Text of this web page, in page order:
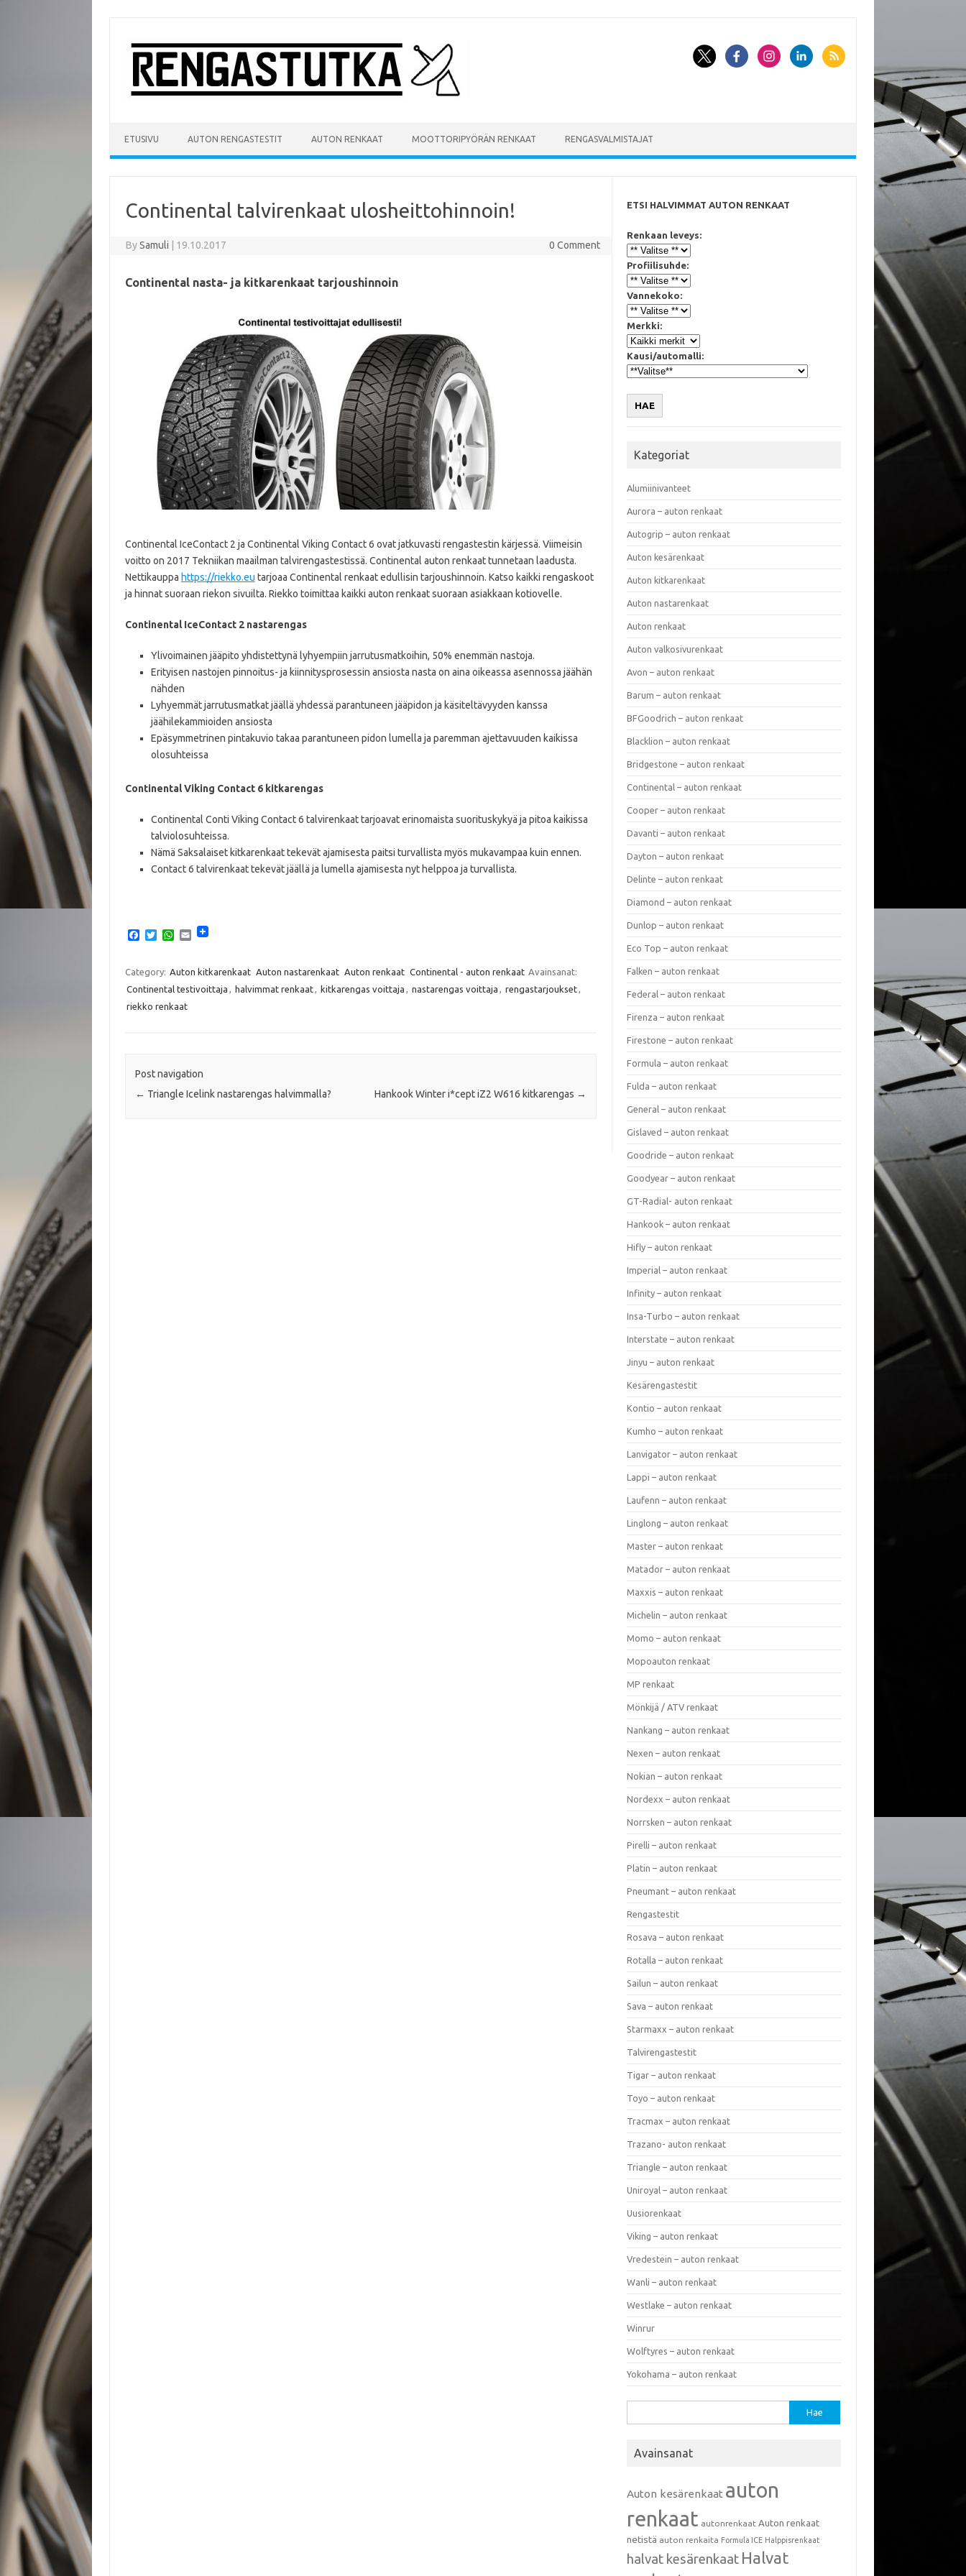
content
ETUSIVU AUTON RENGASTESTIT AUTON RENKAAT MOOTTORIPYÖRÄN RENKAAT RENGASVALMISTAJAT
Continental talvirenkaat ulosheittohinnoin!
BySamuli 19.10.2017 0 Comment
Continental nasta- ja kitkarenkaat tarjoushinnoin
Continental IceContact 2 ja Continental Viking Contact 6 ovat jatkuvasti rengastestin kärjessä. Viimeisin
voitto on 2017 Tekniikan maailman talvirengastestissä. Continental auton renkaat tunnetaan laadusta.
Nettikauppa https://riekko.eu tarjoaa Continental renkaat edullisin tarjoushinnoin. Katso kaikki rengaskoot
ja hinnat suoraan riekon sivuilta. Riekko toimittaa kaikki auton renkaat suoraan asiakkaan kotiovelle.
Continental IceContact 2 nastarengas
Ylivoimainen jääpito yhdistettynä lyhyempiin jarrutusmatkoihin, 50% enemmän nastoja.
Erityisen nastojen pinnoitus- ja kiinnitysprosessin ansiosta nasta on aina oikeassa asennossa jäähän
nähden
Lyhyemmät jarrutusmatkat jäällä yhdessä parantuneen jääpidon ja käsiteltävyyden kanssa
jäähilekammioiden ansiosta
Epäsymmetrinen pintakuvio takaa parantuneen pidon lumella ja paremman ajettavuuden kaikissa
olosuhteissa
Continental Viking Contact 6 kitkarengas
Continental Conti Viking Contact 6 talvirenkaat tarjoavat erinomaista suorituskykyä ja pitoa kaikissa
talviolosuhteissa.
Nämä Saksalaiset kitkarenkaat tekevät ajamisesta paitsi turvallista myös mukavampaa kuin ennen.
Contact 6 talvirenkaat tekevät jäällä ja lumella ajamisesta nyt helppoa ja turvallista.
F
e
b
o
o
T
t
t
e
r
W
t
A
p
E
i
Category: Auton kitkarenkaat Auton nastarenkaat Auton renkaat Continental - auton renkaat Avainsanat:
Continental testivoittaja
halvimmat renkaat kitkarengas voittaja nastarengas voittaja rengastarjoukset
riekko renkaat
Post navigation
← Triangle Icelink nastarengas halvimmalla? Hankook Winter i*cept iZ2 W616 kitkarengas →
ETSI HALVIMMAT AUTON RENKAAT
Renkaan leveys:
Profiilisuhde:
Vannekoko:
Merkki:
Kausi/automalli:
HAE
Kategoriat
Alumiinivanteet
Aurora – auton renkaat
Autogrip – auton renkaat
Auton kesärenkaat
Auton kitkarenkaat
Auton nastarenkaat
Auton renkaat
Auton valkosivurenkaat
Avon – auton renkaat
Barum – auton renkaat
BFGoodrich – auton renkaat
Blacklion – auton renkaat
Bridgestone – auton renkaat
Continental – auton renkaat
Cooper – auton renkaat
Davanti – auton renkaat
Dayton – auton renkaat
Delinte – auton renkaat
Diamond – auton renkaat
Dunlop – auton renkaat
Eco Top – auton renkaat
Falken – auton renkaat
Federal – auton renkaat
Firenza – auton renkaat
Firestone – auton renkaat
Formula – auton renkaat
Fulda – auton renkaat
General – auton renkaat
Gislaved – auton renkaat
Goodride – auton renkaat
Goodyear – auton renkaat
GT-Radial- auton renkaat
Hankook – auton renkaat
Hifly – auton renkaat
Imperial – auton renkaat
Infinity – auton renkaat
Insa-Turbo – auton renkaat
Interstate – auton renkaat
Jinyu – auton renkaat
Kesärengastestit
Kontio – auton renkaat
Kumho – auton renkaat
Lanvigator – auton renkaat
Lappi – auton renkaat
Laufenn – auton renkaat
Linglong – auton renkaat
Master – auton renkaat
Matador – auton renkaat
Maxxis – auton renkaat
Michelin – auton renkaat
Momo – auton renkaat
Mopoauton renkaat
MP renkaat
Mönkijä / ATV renkaat
Nankang – auton renkaat
Nexen – auton renkaat
Nokian – auton renkaat
Nordexx – auton renkaat
Norrsken – auton renkaat
Pirelli – auton renkaat
Platin – auton renkaat
Pneumant – auton renkaat
Rengastestit
Rosava – auton renkaat
Rotalla – auton renkaat
Sailun – auton renkaat
Sava – auton renkaat
Starmaxx – auton renkaat
Talvirengastestit
Tigar – auton renkaat
Toyo – auton renkaat
Tracmax – auton renkaat
Trazano- auton renkaat
Triangle – auton renkaat
Uniroyal – auton renkaat
Uusiorenkaat
Viking – auton renkaat
Vredestein – auton renkaat
Wanli – auton renkaat
Westlake – auton renkaat
Winrur
Wolftyres – auton renkaat
Yokohama – auton renkaat
Avainsanat
Auton kesärenkaat auton
renkaat autonrenkaat Auton renkaat
netistä auton renkaita Formula ICE Halppisrenkaat
halvat kesärenkaat Halvat